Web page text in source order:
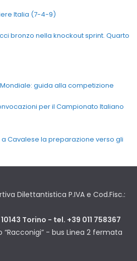
Italia (7-4-9)
bronzo nella knockout sprint. Quarto
guida alla competizione
per il Campionato Italiano
Cavalese la preparazione verso gli
Dilettantistica P.IVA e Cod.Fisc.:
Torino - tel. +39 011 758367
“Racconigi” - bus Linea 2 fermata